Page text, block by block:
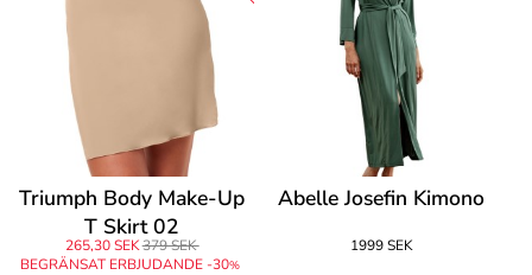
Triumph Body Make-Up
T Skirt 02
265,30 SEK379 SEK
BEGRÄNSAT ERBJUDANDE -30%
Abelle Josefin Kimono
1999 SEK